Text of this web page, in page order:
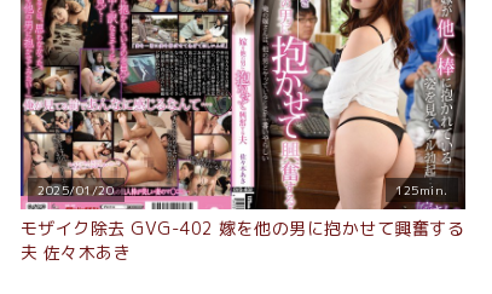
2025/01/20 125min.
モザイク除去 GVG-402 嫁を他の男に抱かせて興奮する
夫 佐々木あき